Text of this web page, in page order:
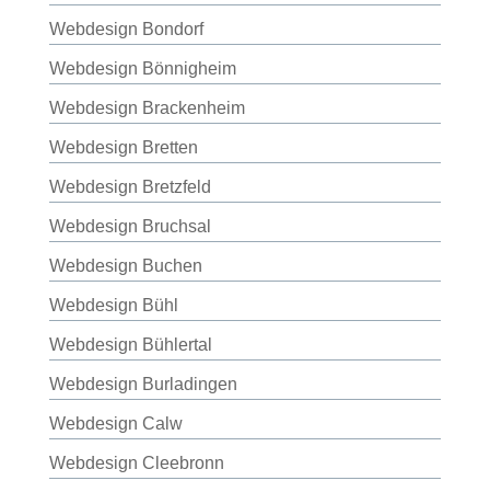
Webdesign Bondorf
Webdesign Bönnigheim
Webdesign Brackenheim
Webdesign Bretten
Webdesign Bretzfeld
Webdesign Bruchsal
Webdesign Buchen
Webdesign Bühl
Webdesign Bühlertal
Webdesign Burladingen
Webdesign Calw
Webdesign Cleebronn